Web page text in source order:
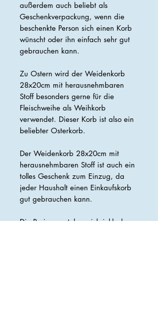
außerdem auch beliebt als
Geschenkverpackung, wenn die
beschenkte Person sich einen Korb
wünscht oder ihn einfach sehr gut
gebrauchen kann.
Zu Ostern wird der Weidenkorb
28x20cm mit herausnehmbaren
Stoff besonders gerne für die
Fleischweihe als Weihkorb
verwendet. Dieser Korb ist also ein
beliebter Osterkorb.
Der Weidenkorb 28x20cm mit
herausnehmbaren Stoff ist auch ein
tolles Geschenk zum Einzug, da
jeder Haushalt einen Einkaufskorb
gut gebrauchen kann.
Die Preise verstehen sich inkl. der